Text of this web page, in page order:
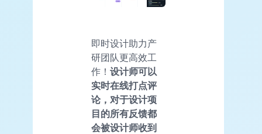
即时设计助力产
研团队更高效工
作！ 设计师可以
实时在线打点评
论，对于设计项
目的所有反馈都
会被设计师收到